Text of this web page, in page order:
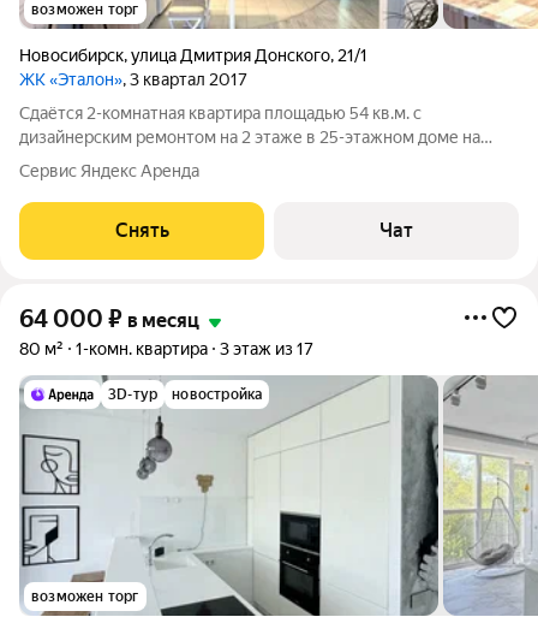
возможен торг
Новосибирск,улица Дмитрия Донского, 21/1
ЖК «Эталон», 3 квартал 2017
Сдаётся 2-комнатная квартира площадью 54 кв.м. с
дизайнерским ремонтом на 2 этаже в 25-этажном доме на
срок от 11 месяцев. Из техники есть: Телевизор Духовой шкаф
Стиральная машина Холодильник Посудомоечная машина
Сервис Яндекс Аренда
Снять Чат
64 000 ₽ в месяц
80 м² 1-комн. квартира 3 этаж из 17
3D-тур новостройка
возможен торг